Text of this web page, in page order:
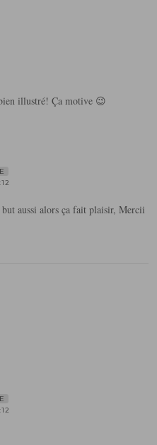
illustré! Ça motive 😉
but aussi alors ça fait plaisir, Mercii